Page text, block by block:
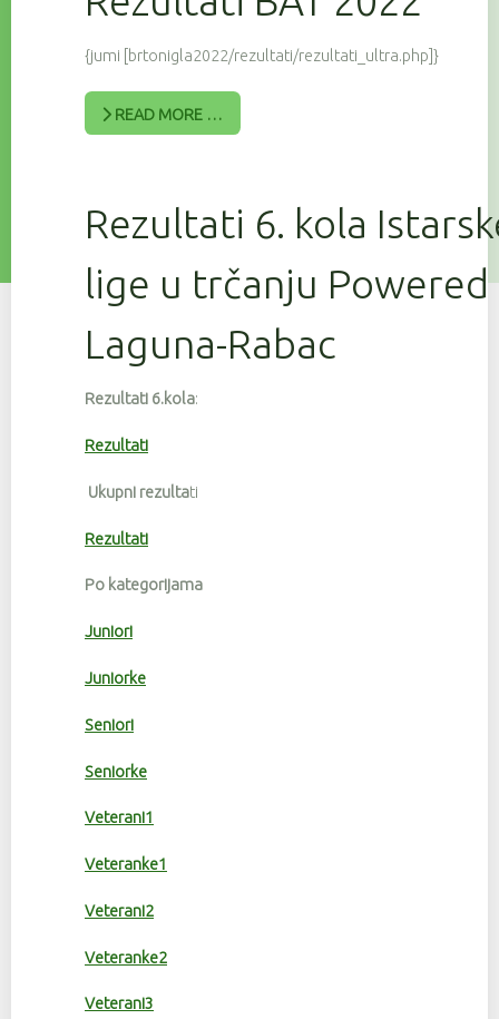
{jumi [brtonigla2022/rezultati/rezultati_ultra.php]}
READ MORE …
Rezultati 6. kola
lige u trčanju Powered
Laguna-Rabac
Rezultati 6.kola:
Rezultati
Ukupni rezultati
Rezultati
Po kategorijama
Juniori
Juniorke
Seniori
Seniorke
Veterani1
Veteranke1
Veterani2
Veteranke2
Veterani3